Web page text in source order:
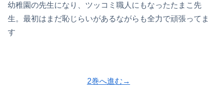
幼稚園の先生になり、ツッコミ職人にもなったたまこ先
生。最初はまだ恥じらいがあるながらも全力で頑張ってま
す
2巻へ進む→